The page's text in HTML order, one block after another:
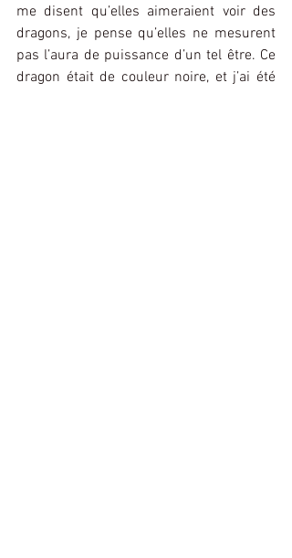
me disent qu’elles aimeraient voir des
dragons, je pense qu’elles ne mesurent
pas l’aura de puissance d’un tel être. Ce
dragon était de couleur noire, et j’ai été